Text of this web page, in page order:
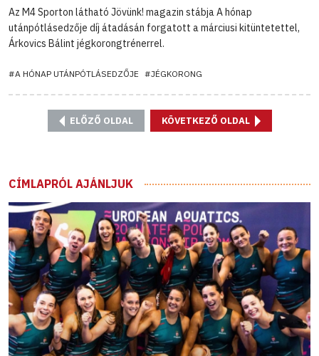
Az M4 Sporton látható Jövünk! magazin stábja A hónap
utánpótlásedzője díj átadásán forgatott a márciusi kitüntetettel,
Árkovics Bálint jégkorongtrénerrel.
#A HÓNAP UTÁNPÓTLÁSEDZŐJE #JÉGKORONG
ELŐZŐ OLDAL KÖVETKEZŐ OLDAL
CÍMLAPRÓL AJÁNLJUK